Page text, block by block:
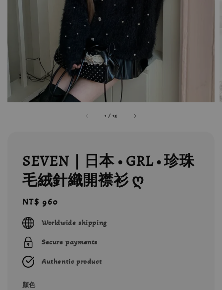
1 /15
SEVEN｜日本 • GRL • 珍珠
毛絨針織開襟衫 ღ
Regular
price
NT$ 960
Worldwide shipping
Secure payments
Authentic product
顏色